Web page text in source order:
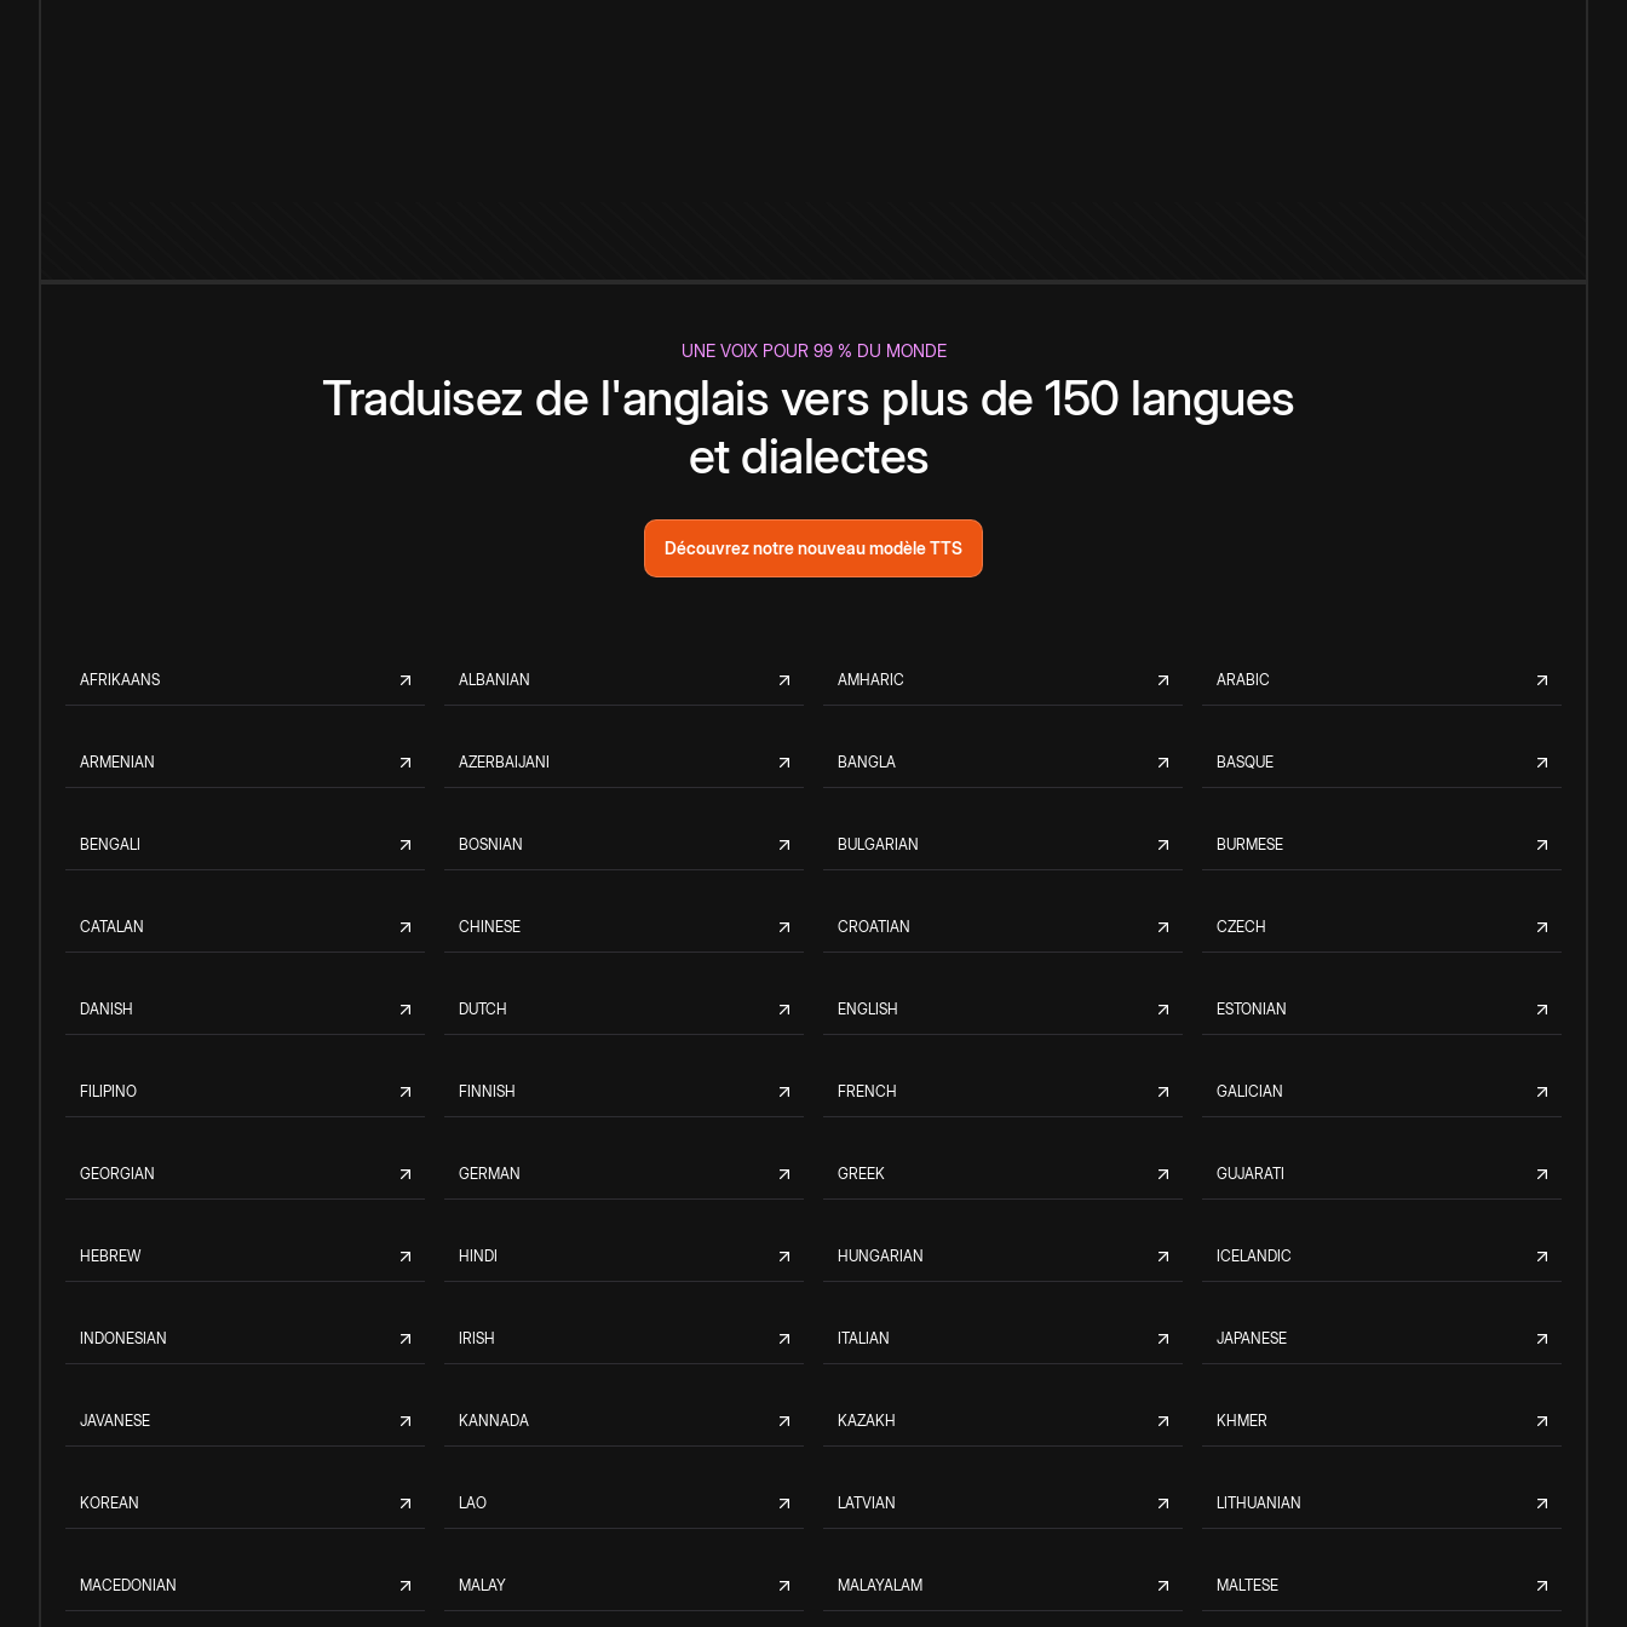
UNE VOIX POUR 99 % DU MONDE
Traduisez de l'anglais vers plus de 150 langues
et dialectes
Découvrez notre nouveau modèle TTS
AFRIKAANS ALBANIAN AMHARIC ARABIC
ARMENIAN AZERBAIJANI BANGLA BASQUE
BENGALI BOSNIAN BULGARIAN BURMESE
CATALAN CHINESE CROATIAN CZECH
DANISH DUTCH ENGLISH ESTONIAN
FILIPINO FINNISH FRENCH GALICIAN
GEORGIAN GERMAN GREEK GUJARATI
HEBREW HINDI HUNGARIAN ICELANDIC
INDONESIAN IRISH ITALIAN JAPANESE
JAVANESE KANNADA KAZAKH KHMER
KOREAN LAO LATVIAN LITHUANIAN
MACEDONIAN MALAY MALAYALAM MALTESE